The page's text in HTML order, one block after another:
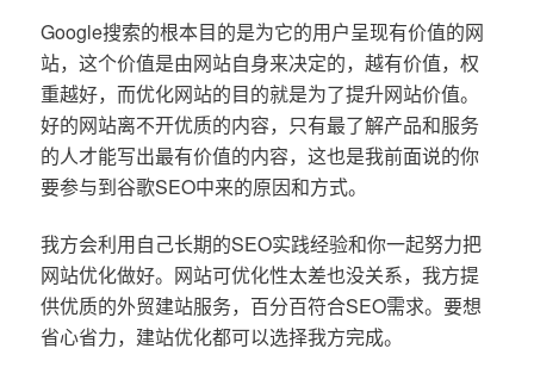
Google搜索的根本目的是为它的用户呈现有价值的网
站，这个价值是由网站自身来决定的，越有价值，权
重越好，而优化网站的目的就是为了提升网站价值。
好的网站离不开优质的内容，只有最了解产品和服务
的人才能写出最有价值的内容，这也是我前面说的你
要参与到谷歌SEO中来的原因和方式。
我方会利用自己长期的SEO实践经验和你一起努力把
网站优化做好。网站可优化性太差也没关系，我方提
供优质的外贸建站服务，百分百符合SEO需求。要想
省心省力，建站优化都可以选择我方完成。